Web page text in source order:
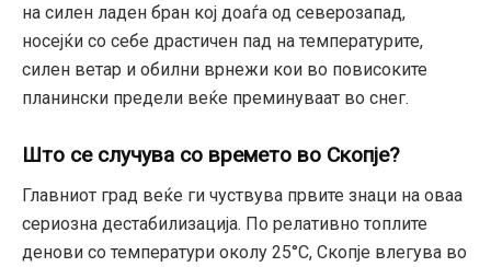
на силен ладен бран кој доаѓа од северозапад,
носејќи со себе драстичен пад на температурите,
силен ветар и обилни врнежи кои во повисоките
планински предели веќе преминуваат во снег.
Што се случува со времето во Скопје?
Главниот град веќе ги чуствува првите знаци на оваа
сериозна дестабилизација. По релативно топлите
денови со температури околу 25°C, Скопје влегува во